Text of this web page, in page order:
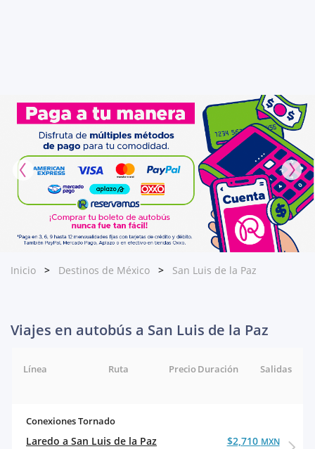
Inicio Destinos de México San Luis de la Paz
Viajes en autobús a San Luis de la Paz
Línea Ruta Salidas
Duración
Precio
Conexiones Tornado
Laredo a San Luis de la Paz $2,710 MXN